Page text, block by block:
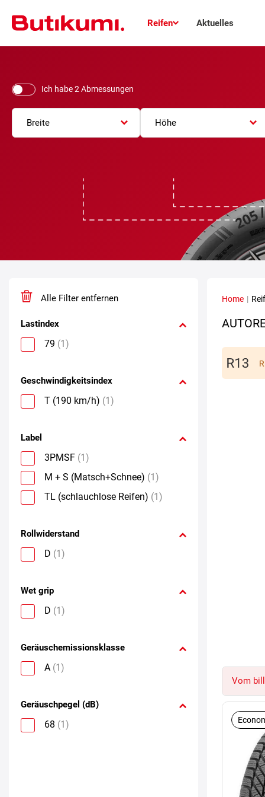
Reifen Aktuelles
Ich habe 2 Abmessungen
Breite Höhe
Alle Filter entfernen
Lastindex
79 (1)
Geschwindigkeitsindex
T (190 km/h) (1)
Label
3PMSF (1)
M + S (Matsch+Schnee) (1)
TL (schlauchlose Reifen) (1)
Rollwiderstand
D (1)
Wet grip
D (1)
Geräuschemissionsklasse
A (1)
Geräuschpegel (dB)
68 (1)
Home |
Vom